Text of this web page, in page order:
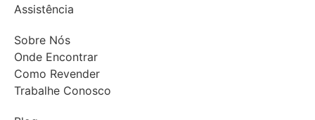
Assistência
Sobre Nós
Onde Encontrar
Como Revender
Trabalhe Conosco